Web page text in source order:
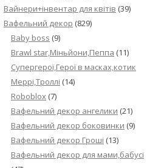
ПИРОГА З
БАГАТО
Вайнери+інвентар для квітів (39)
Вафельний декор (829)
Baby boss (9)
Brawl star,Міньйони,Пеппа (11)
Cупергерої,Герої в масках,котик
Меррі,Троллі (14)
Roboblox (7)
Вафельний декор ангелики (21)
Вафельний декор боковинки (9)
Вафельний декор Гроші (13)
Вафельний декор для мами,бабусі